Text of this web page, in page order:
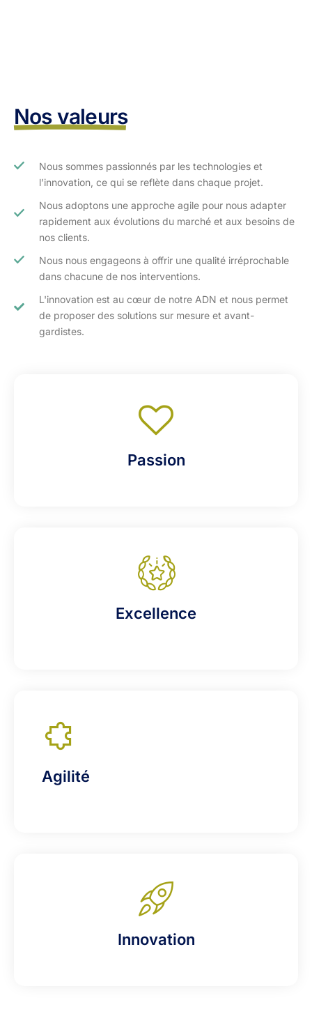
Nos valeurs
Nous sommes passionnés par les technologies et
l’innovation, ce qui se reflète dans chaque projet.
Nous adoptons une approche agile pour nous adapter
rapidement aux évolutions du marché et aux besoins de
nos clients.​
Nous nous engageons à offrir une qualité irréprochable
dans chacune de nos interventions.
L'innovation est au cœur de notre ADN et nous permet
de proposer des solutions sur mesure et avant-
gardistes.
Passion
Excellence
Agilité
Innovation